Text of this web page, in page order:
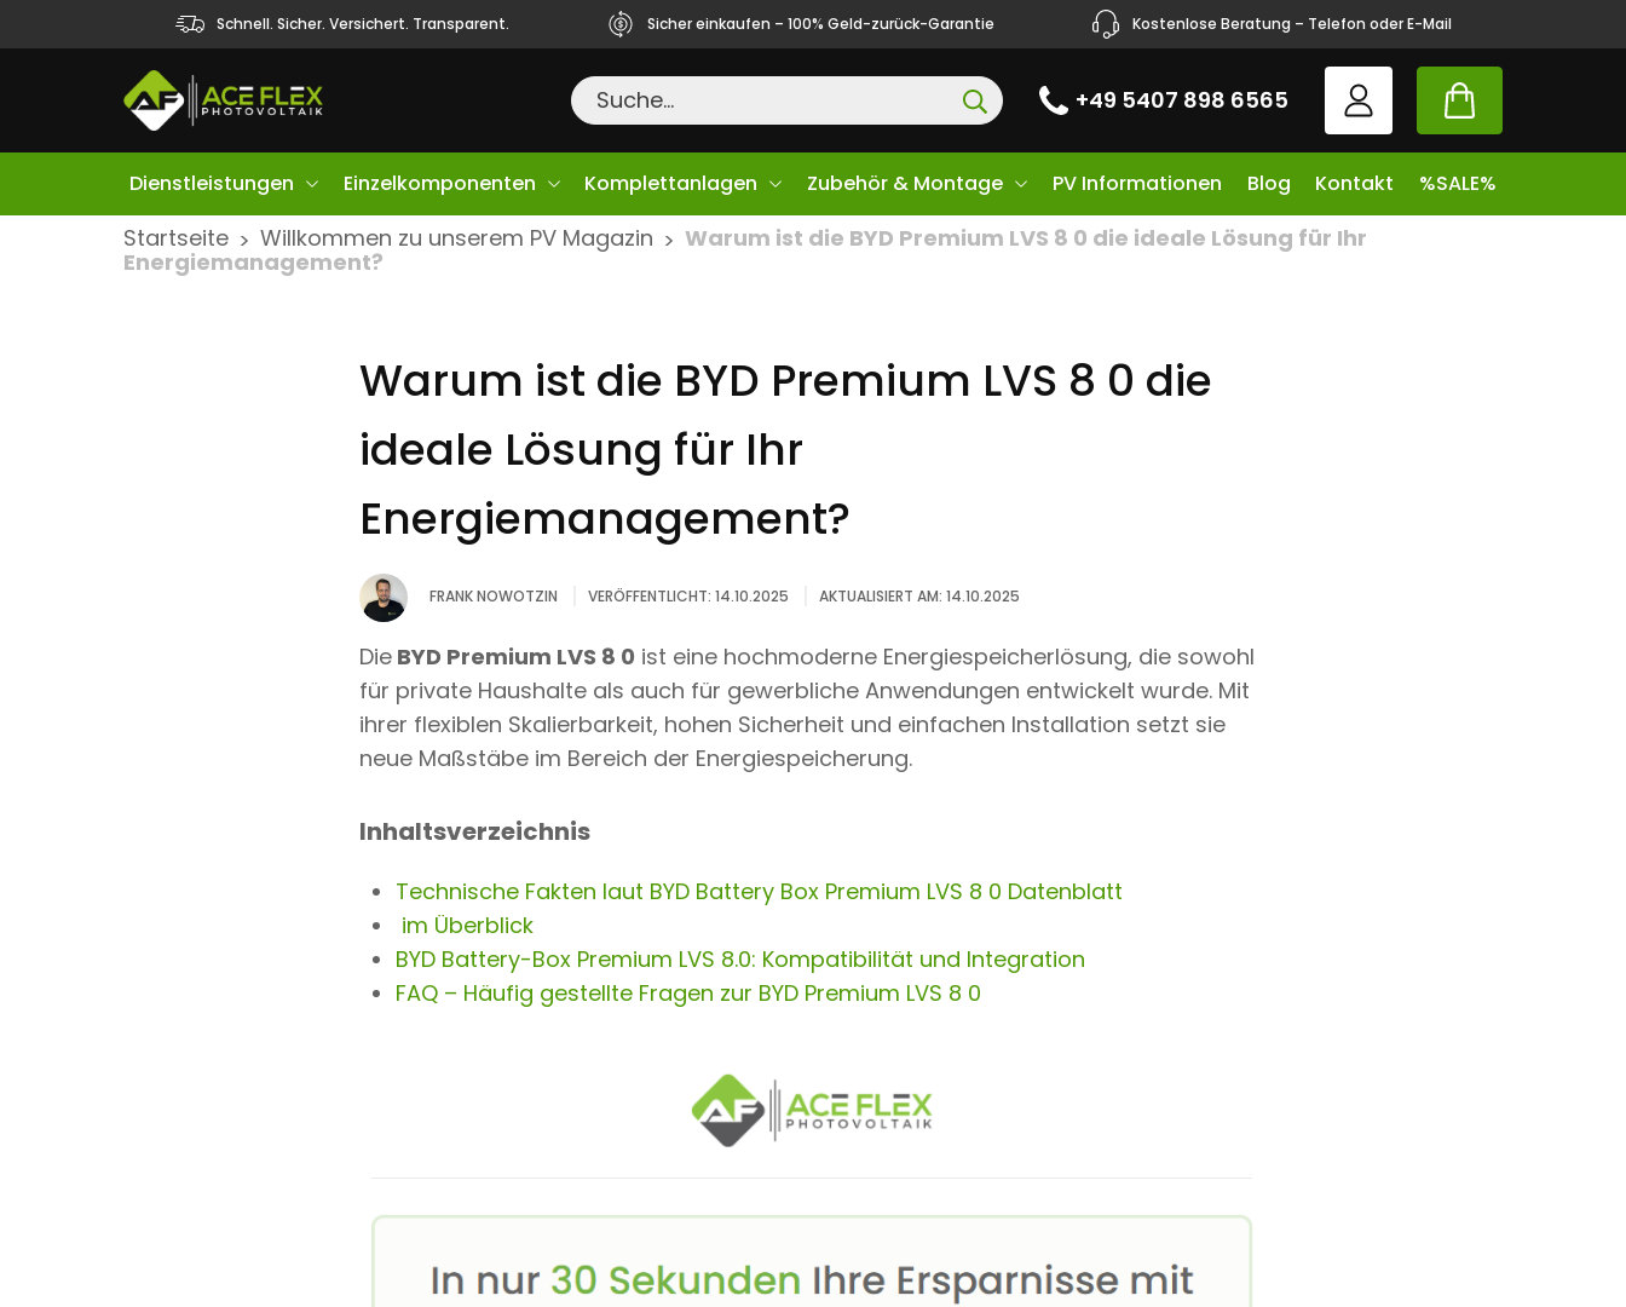
Schnell. Sicher. Versichert. Transparent. Sicher einkaufen – 100% Geld-zurück-Garantie Kostenlose Beratung – Telefon oder E-Mail
+49 5407 898 6565
Dienstleistungen Einzelkomponenten Komplettanlagen Zubehör & Montage PV Informationen Blog Kontakt %SALE%
Startseite > Willkommen zu unserem PV Magazin > Warum ist die BYD Premium LVS 8 0 die ideale Lösung für Ihr
Energiemanagement?
Warum ist die BYD Premium LVS 8 0 die
ideale Lösung für Ihr
Energiemanagement?
FRANK NOWOTZIN VERÖFFENTLICHT: 14.10.2025 AKTUALISIERT AM: 14.10.2025
Die BYD Premium LVS 8 0 ist eine hochmoderne Energiespeicherlösung, die sowohl
für private Haushalte als auch für gewerbliche Anwendungen entwickelt wurde. Mit
ihrer flexiblen Skalierbarkeit, hohen Sicherheit und einfachen Installation setzt sie
neue Maßstäbe im Bereich der Energiespeicherung.
Inhaltsverzeichnis
Technische Fakten laut BYD Battery Box Premium LVS 8 0 Datenblatt
im Überblick
BYD Battery-Box Premium LVS 8.0: Kompatibilität und Integration
FAQ – Häufig gestellte Fragen zur BYD Premium LVS 8 0